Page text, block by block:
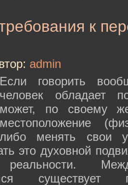
к
admin
Если говорить
человек обладает
может, по своему
местоположение
либо менять свои
это духовной
реальности.
существует